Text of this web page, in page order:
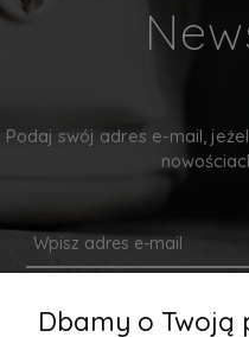
Podaj swój adres e-mail,
Dbamy o Twoją